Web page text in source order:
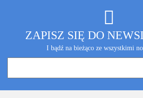
ZAPISZ SIĘ DO
I bądź na bieżąco ze wszystkimi